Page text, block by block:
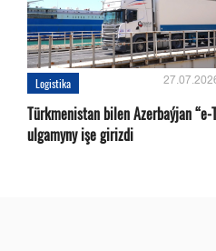
Logistika
Türkmenistan bilen Azerbaýjan “e-
ulgamyny işe girizdi